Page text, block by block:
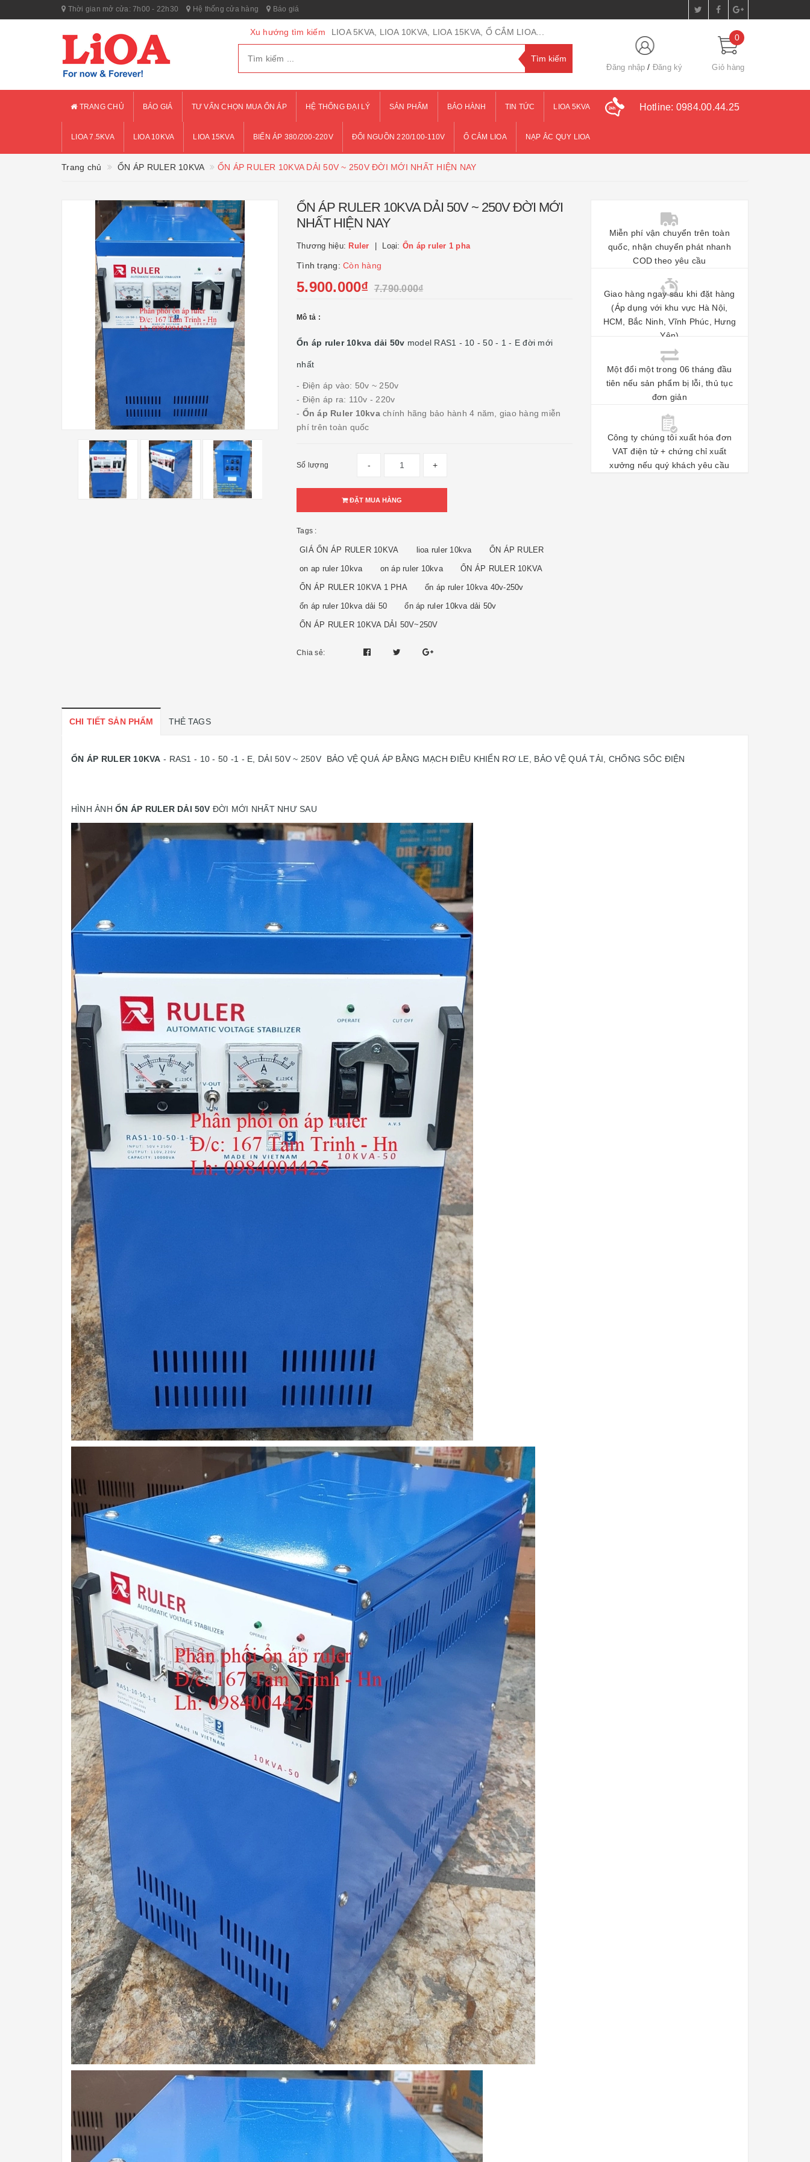
Thời gian mở cửa: 7h00 - 22h30 Hệ thống cửa hàng Báo giá
Xu hướng tìm kiếm LIOA 5KVA, LIOA 10KVA, LIOA 15KVA, Ổ CẮM LIOA...
Đăng nhập Đăng ký
0
Giỏ hàng
TRANG CHỦ BÁO GIÁ TƯ VẤN CHỌN MUA ỔN ÁP HỆ THỐNG ĐẠI LÝ SẢN PHẨM BẢO HÀNH TIN TỨC LIOA 5KVA
LIOA 7.5KVA LIOA 10KVA LIOA 15KVA BIẾN ÁP 380/200-220V ĐỔI NGUỒN 220/100-110V Ổ CẮM LIOA NẠP ẮC QUY LIOA
Hotline: 0984.00.44.25
Trang chủ ỔN ÁP RULER 10KVA ỔN ÁP RULER 10KVA DẢI 50V ~ 250V ĐỜI MỚI NHẤT HIỆN NAY
ỔN ÁP RULER 10KVA DẢI 50V ~ 250V ĐỜI MỚI
NHẤT HIỆN NAY
Thương hiệu: Ruler Loại: Ổn áp ruler 1 pha
Tình trạng: Còn hàng
5.900.000₫ 7.790.000₫
Mô tả :
Ổn áp ruler 10kva dải 50v model RAS1 - 10 - 50 - 1 - E đời mới
nhất
- Điện áp vào: 50v ~ 250v
- Điện áp ra: 110v - 220v
- Ổn áp Ruler 10kva chính hãng bảo hành 4 năm, giao hàng miễn
phí trên toàn quốc
Số lượng - +
ĐẶT MUA HÀNG
Tags :
GIÁ ỔN ÁP RULER 10KVA lioa ruler 10kva ỔN ÁP RULER
on ap ruler 10kva on áp ruler 10kva ỔN ÁP RULER 10KVA
ỔN ÁP RULER 10KVA 1 PHA ổn áp ruler 10kva 40v-250v
ổn áp ruler 10kva dải 50 ổn áp ruler 10kva dải 50v
ỔN ÁP RULER 10KVA DẢI 50V~250V
Chia sẻ:
Miễn phí vận chuyển trên toàn
quốc, nhận chuyển phát nhanh
COD theo yêu cầu
Giao hàng ngay sau khi đặt hàng
(Áp dụng với khu vực Hà Nội,
HCM, Bắc Ninh, Vĩnh Phúc, Hưng
Yên)
Một đổi một trong 06 tháng đầu
tiên nếu sản phẩm bị lỗi, thủ tục
đơn giản
Công ty chúng tôi xuất hóa đơn
VAT điện tử + chứng chỉ xuất
xưởng nếu quý khách yêu cầu
CHI TIẾT SẢN PHẨM THẺ TAGS
ỔN ÁP RULER 10KVA - RAS1 - 10 - 50 -1 - E, DẢI 50V ~ 250V BẢO VỆ QUÁ ÁP BẰNG MẠCH ĐIỀU KHIỂN RƠ LE, BẢO VỆ QUÁ TẢI, CHỐNG SỐC ĐIỆN
HÌNH ẢNHỔN ÁP RULER DẢI 50V ĐỜI MỚI NHẤT NHƯ SAU